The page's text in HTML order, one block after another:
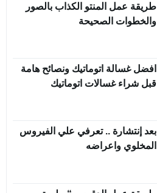
طريقة عمل المنتو الكذاب بالصور
والخطوات الصحيحة
افضل غسالة اتوماتيك ونصائح هامة
قبل شراء غسالات اتوماتيك
بعد إنتشارة .. تعرفي علي الفيروس
المخلوي واعراضه